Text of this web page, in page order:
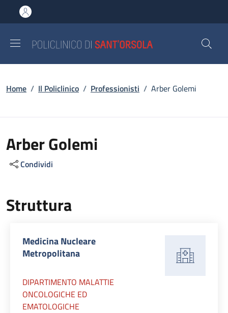
al contenuto principale
to footer content
Briciole di pane
Home / Il Policlinico / Professionisti / Arber Golemi
Arber Golemi
Condividi
Struttura
Medicina Nucleare
Metropolitana
DIPARTIMENTO MALATTIE
ONCOLOGICHE ED
EMATOLOGICHE